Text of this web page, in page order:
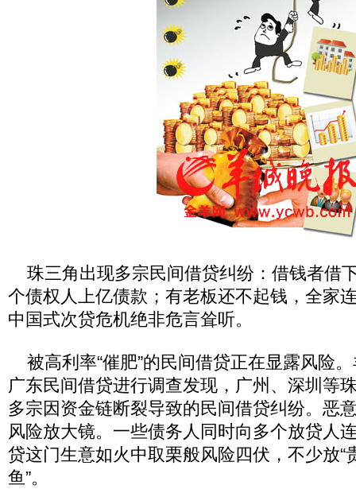
珠三角出现多宗民间借贷纠纷：借钱者借
个债权人上亿债款；有老板还不起钱，全家
中国式次贷危机绝非危言耸听。
被高利率“催肥”的民间借贷正在显露风险
广东民间借贷进行调查发现，广州、深圳等
多宗因资金链断裂导致的民间借贷纠纷。恶
风险放大镜。一些债务人同时向多个放贷人
贷这门生意如火中取栗般风险四伏，不少放“
鱼”。